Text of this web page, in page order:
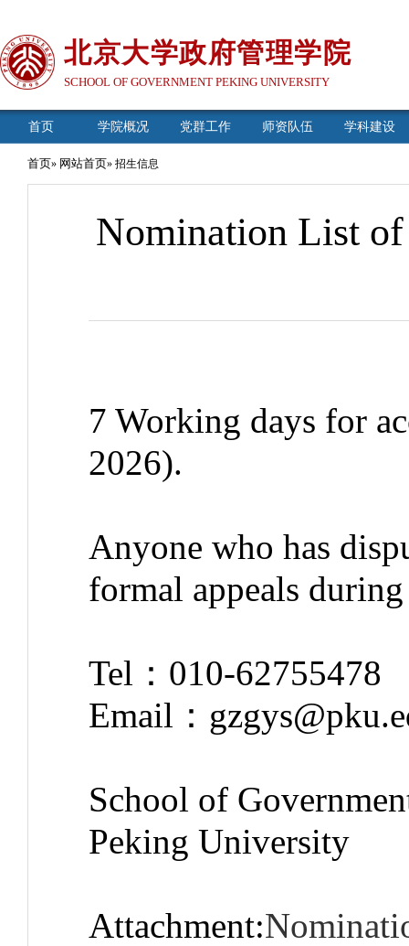
北京大学政府管理学院
SCHOOL OF GOVERNMENT PEKING UNIVERSITY
首页 学院概况 党群工作 师资队伍 学科建设
首页» 网站首页» 招生信息
Nomination List
7 Working days for
2026).
Anyone who has
formal appeals
Tel：010-62755478
Email：
School of
Peking University
Attachment: